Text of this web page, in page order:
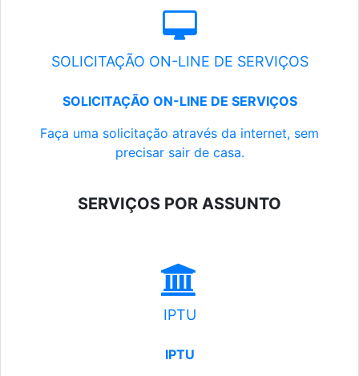
SOLICITAÇÃO ON-LINE DE SERVIÇOS
SOLICITAÇÃO ON-LINE DE SERVIÇOS
Faça uma solicitação através da internet, sem
precisar sair de casa.
SERVIÇOS POR ASSUNTO
IPTU
IPTU